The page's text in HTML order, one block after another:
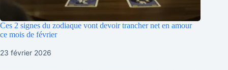
Ces 2 signes du zodiaque vont devoir trancher net en amour
ce mois de février
23 février 2026